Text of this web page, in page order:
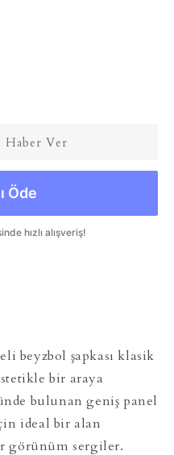
Haber Ver
beyzbol şapkası klasik
bir araya
bulunan geniş panel
ideal bir alan
görünüm sergiler.